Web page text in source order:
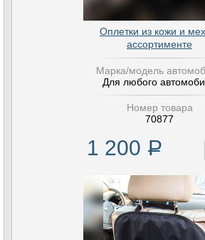
Оплетки из кожи и
ассортименте
Марка/модель
Для любого
Номер товара
70877
1 200 Р